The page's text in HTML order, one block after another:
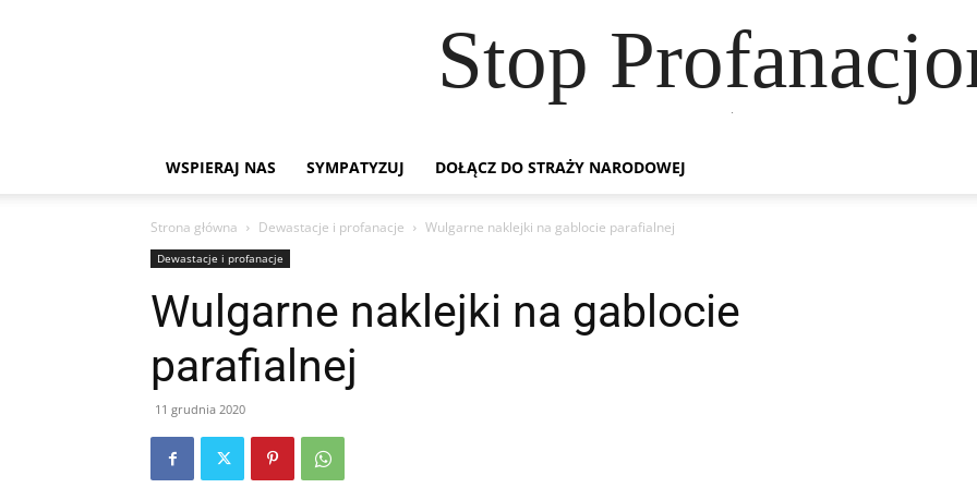
Stop
WSPIERAJ NAS SYMPATYZUJ DOŁĄCZ DO STRAŻY NARODOWEJ
Strona główna Dewastacje i profanacje Wulgarne naklejki na gablocie parafialnej
Dewastacje i profanacje
Wulgarne naklejki na gablocie
parafialnej
11 grudnia 2020